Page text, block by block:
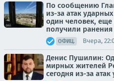
По сообщению
из-за атак
один человек,
получили ранения
ОФИЦ. Вчера,
Денис Пушилин:
мирных жителей
сегодня из-за